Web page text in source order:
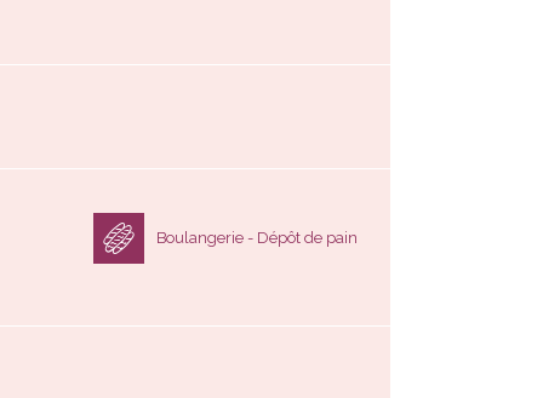
Boulangerie - Dépôt de pain